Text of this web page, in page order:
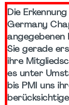
Die
Germany
angegebenen
Sie gerade
ihre
es unter
bis PMI uns